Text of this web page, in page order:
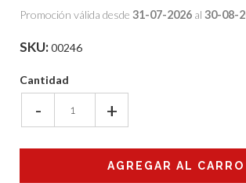
Promoción válida desde 31-07-2026 al 30-08-
SKU:00246
Cantidad
- +